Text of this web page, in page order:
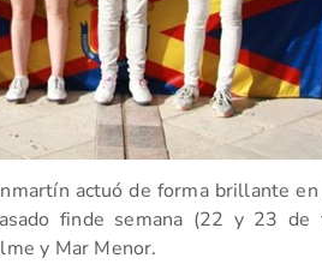
actuó de forma brillante
finde semana (22 y 23
y Mar Menor.